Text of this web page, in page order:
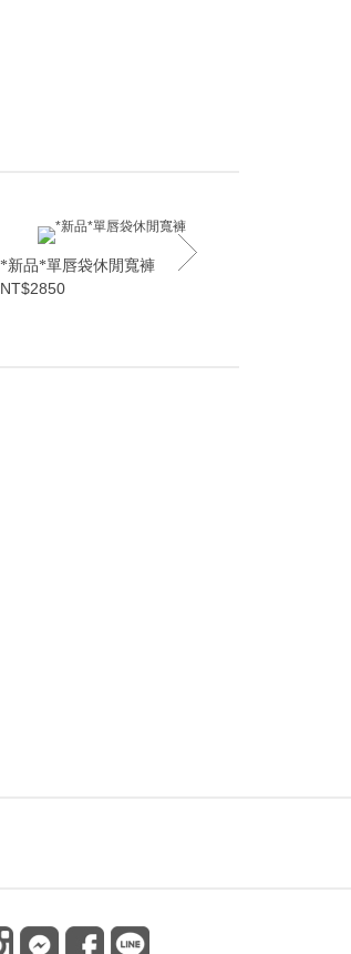
*新品*單唇袋休閒寬褲
NT$2850